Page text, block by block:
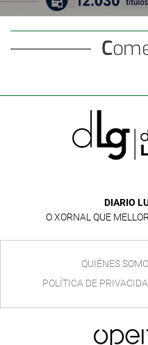
DIARIO
O XORNAL QUE
QUIÉNES
POLÍTICA DE